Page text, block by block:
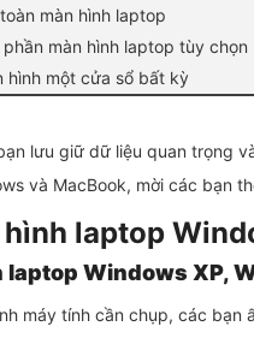
màn hình laptop
màn hình laptop tùy chọn
hình một cửa sổ bất kỳ
lưu giữ dữ liệu quan trọng
và MacBook, mời các bạn
laptop
Windows XP,
máy tính cần chụp, các bạn